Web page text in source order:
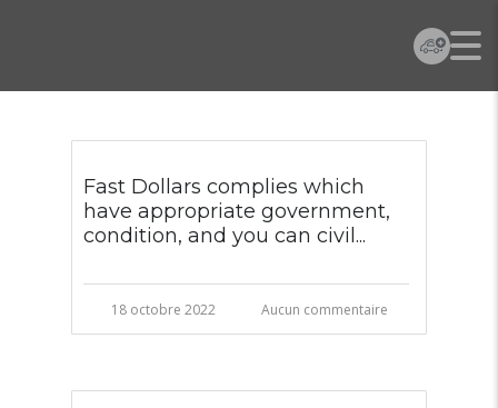
Fast Dollars complies which
have appropriate government,
condition, and you can civil...
18 octobre 2022 Aucun commentaire